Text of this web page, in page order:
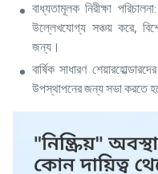
বাধ্যতামূলক নিরীক্ষা
উল্লেখযোগ্য সঞ্চয় করে,
জন্য।
বার্ষিক সাধারণ
উপস্থাপনের জন্য সভা করতে